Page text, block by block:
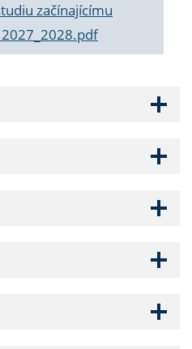
začínajícímu